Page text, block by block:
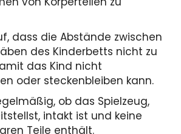
dass die Abstände zwischen
des Kinderbetts nicht zu
das Kind nicht
oder steckenbleiben kann.
ob das Spielzeug,
intakt ist und keine
Teile enthält.